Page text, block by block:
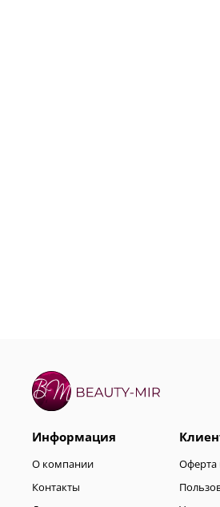
Информация
О компании
Контакты
Оферта